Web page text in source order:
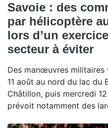
Savoie : des
par hélicoptère
lors d’un
secteur à éviter
Des manœuvres militaires
11 août au nord du lac du
Châtillon, puis mercredi
prévoit notamment des